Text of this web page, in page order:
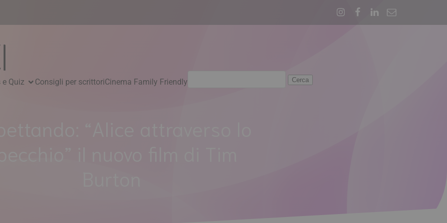
e Quiz Consigli per scrittoriCinema Family Friendlyper: